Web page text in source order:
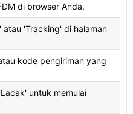
di browser Anda.
'Tracking' di halaman
kode pengiriman yang
untuk memulai